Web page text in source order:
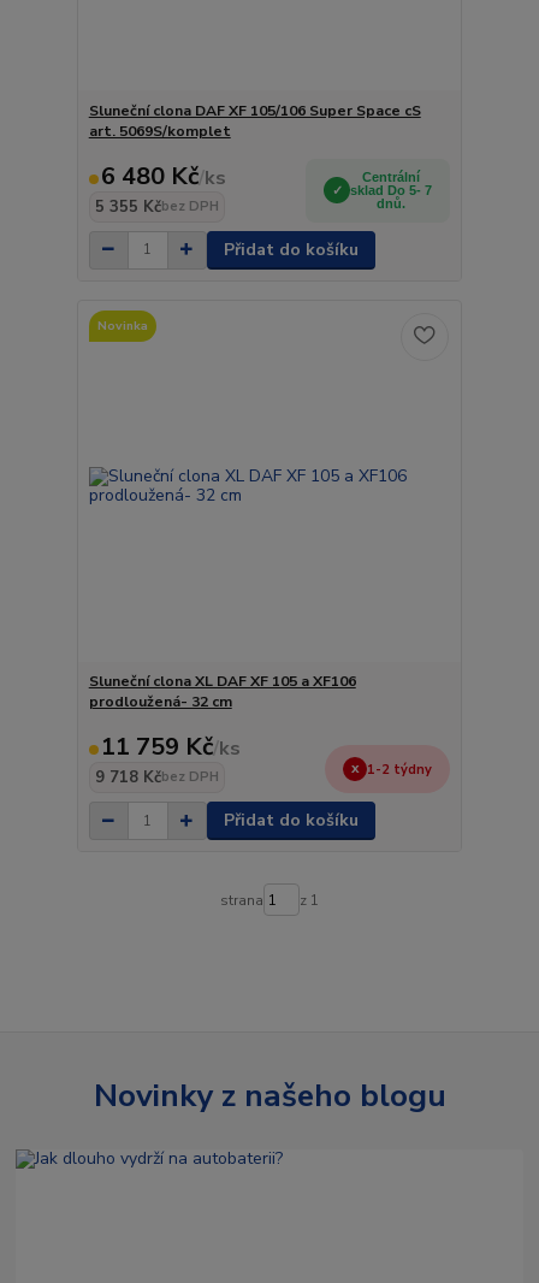
Sluneční clona DAF XF 105/106 Super Space cS
art. 5069S/komplet
6 480 Kč/ks
5 355 Kčbez DPH
Centrální
sklad Do 5- 7
dnů.
Přidat do košíku
Novinka
Sluneční clona XL DAF XF 105 a XF106
prodloužená- 32 cm
11 759 Kč/ks
9 718 Kčbez DPH 1-2 týdny
Přidat do košíku
strana z 1
Novinky z našeho blogu